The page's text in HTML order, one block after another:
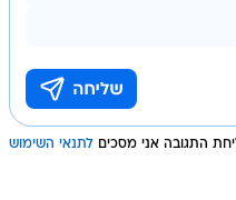
התגובה אני מסכים לתנאי השימוש